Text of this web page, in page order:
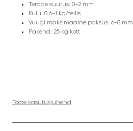
Terade suurus: 0–2 mm
Kulu: 0,6–1 kg/tellis
Vuugi maksimaalne paksus: 6–8 mm
Pakend: 25 kg kott
Toote kasutusjuhend